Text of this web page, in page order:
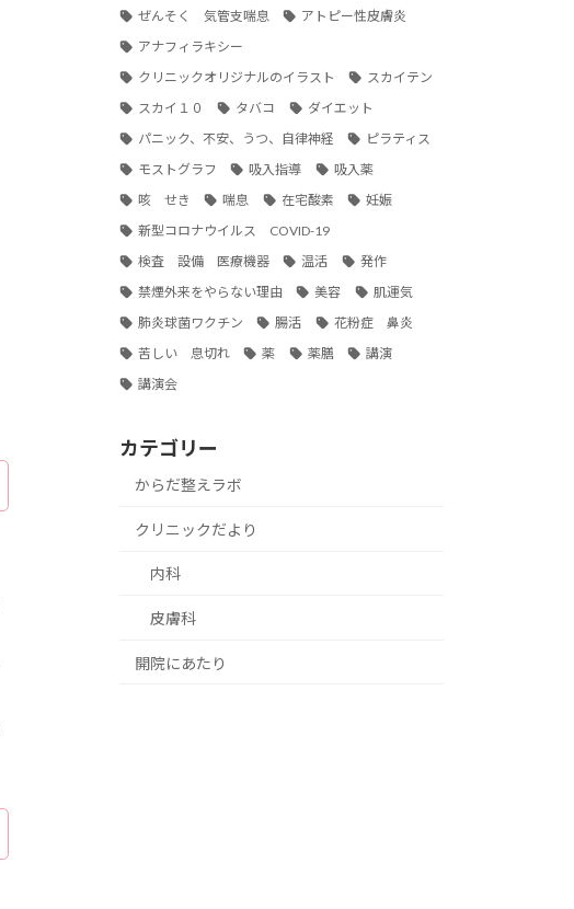
ぜんそく 気管支喘息
アトピー性皮膚炎
アナフィラキシー
クリニックオリジナルのイラスト
スカイテン
スカイ１０
タバコ
ダイエット
パニック、不安、うつ、自律神経
ピラティス
モストグラフ
吸入指導
吸入薬
咳 せき
喘息 在宅酸素
妊娠
新型コロナウイルス COVID-19
検査 設備 医療機器
温活
発作
禁煙外来をやらない理由
美容
肌運気
肺炎球菌ワクチン
腸活
花粉症 鼻炎
苦しい 息切れ
薬 薬膳
講演
講演会
カテゴリー
からだ整えラボ
クリニックだより
内科
皮膚科
開院にあたり